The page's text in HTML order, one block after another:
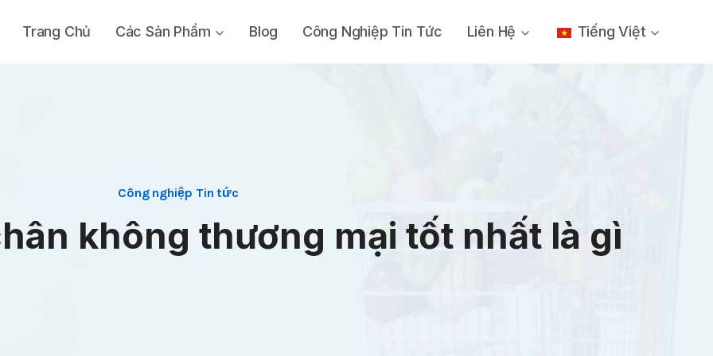
Trang Chủ Các Sản Phẩm Blog Công Nghiệp Tin Tức Liên Hệ Tiếng Việt
Công nghiệp Tin tức
không thương mại tốt nhất là gì